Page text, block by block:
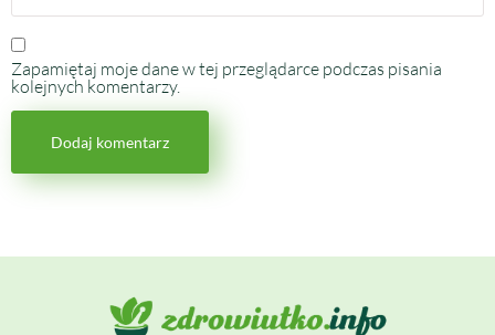
Zapamiętaj moje dane w tej przeglądarce podczas pisania
kolejnych komentarzy.